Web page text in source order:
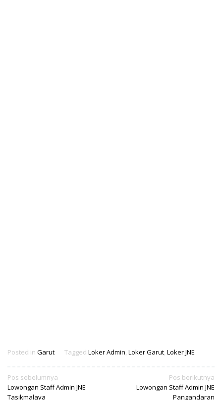
Posted in Garut Tagged Loker Admin Loker Garut Loker JNE
Navigasi
pos
Pos sebelumnya
Lowongan Staff Admin JNE
Tasikmalaya
Pos berikutnya
Lowongan Staff Admin JNE
Pangandaran